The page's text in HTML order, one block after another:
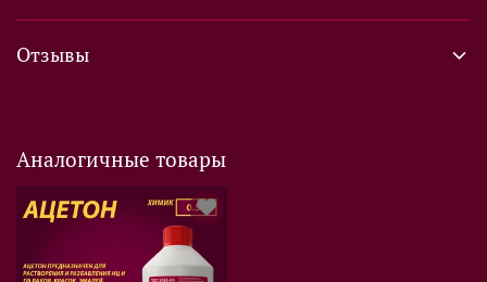
Отзывы
Аналогичные товары